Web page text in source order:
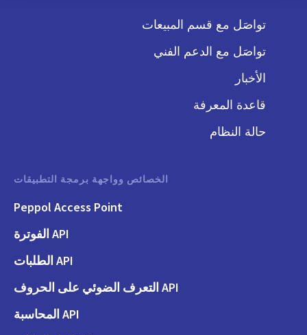
تواصَل مع قسم المبيعات
تواصَل مع الدعم الفني
الأخبار
قاعدة المعرفة
حالة النظام
الخصائص وواجهة برمجة التطبيقات
Peppol Access Point
API الفوترة
API الطلبات
API التعرف الضوئي على الحروف
API المحاسبة